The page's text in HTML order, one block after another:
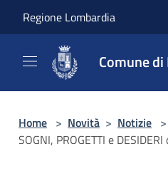
Regione Lombardia
Comune
Home > Novità > Notizie >
SOGNI, PROGETTI e